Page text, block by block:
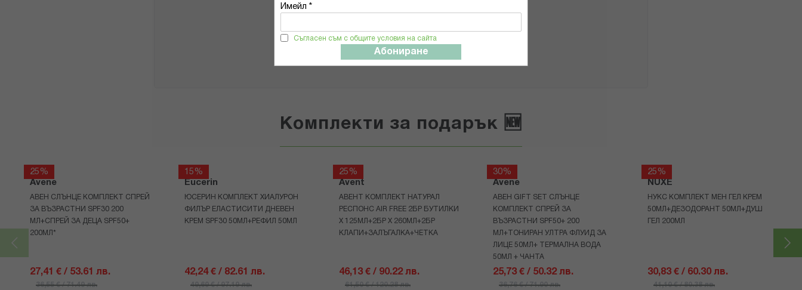
Имейл *
Съгласен съм с общите условия на сайта
Абониране
ИЗПРАТИ
Комплекти за подарък 🆕
25%
Avene
АВЕН СЛЪНЦЕ КОМПЛЕКТ СПРЕЙ
ЗА ВЪЗРАСТНИ SPF30 200
МЛ+СПРЕЙ ЗА ДЕЦА SPF50+
200МЛ*
27,41 € / 53.61 лв.
36,55 € / 71.49 лв.
15%
Eucerin
ЮСЕРИН КОМПЛЕКТ ХИАЛУРОН
ФИЛЪР ЕЛАСТИСИТИ ДНЕВЕН
КРЕМ SPF30 50МЛ+РЕФИЛ 50МЛ
42,24 € / 82.61 лв.
49,69 € / 97.19 лв.
25%
Avent
АВЕНТ КОМПЛЕКТ НАТУРАЛ
РЕСПОНС AIR FREE 2БР БУТИЛКИ
Х 125МЛ+2БР Х 260МЛ+2БР
КЛАПИ+ЗАЛЪГАЛКА+ЧЕТКА
46,13 € / 90.22 лв.
61,50 € / 120.28 лв.
30%
Avene
АВЕН GIFT SET СЛЪНЦЕ
КОМПЛЕКТ СПРЕЙ ЗА
ВЪЗРАСТНИ SPF50+ 200
МЛ+ТОНИРАН УЛТРА ФЛУИД ЗА
ЛИЦЕ 50МЛ+ ТЕРМАЛНА ВОДА
50МЛ + ЧАНТА
25,73 € / 50.32 лв.
36,76 € / 71.90 лв.
25%
NUXE
НУКС КОМПЛЕКТ МЕН ГЕЛ КРЕМ
50МЛ+ДЕЗОДОРАНТ 50МЛ+ДУШ
ГЕЛ 200МЛ
30,83 € / 60.30 лв.
41,10 € / 80.38 лв.